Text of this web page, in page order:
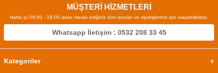
MÜŞTERİ HİZMETLERİ
Hafta içi 09:00 - 18:00 arası merak ettiğiniz tüm sorular ve siparişleriniz için ulaşabilirsiniz.
Whatsapp İletişim : 0532 208 33 45
Kategoriler